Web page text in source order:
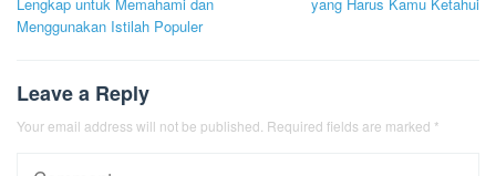
Menggunakan Istilah Populer
Leave a Reply
Your email address will not be published. Required fields are marked *